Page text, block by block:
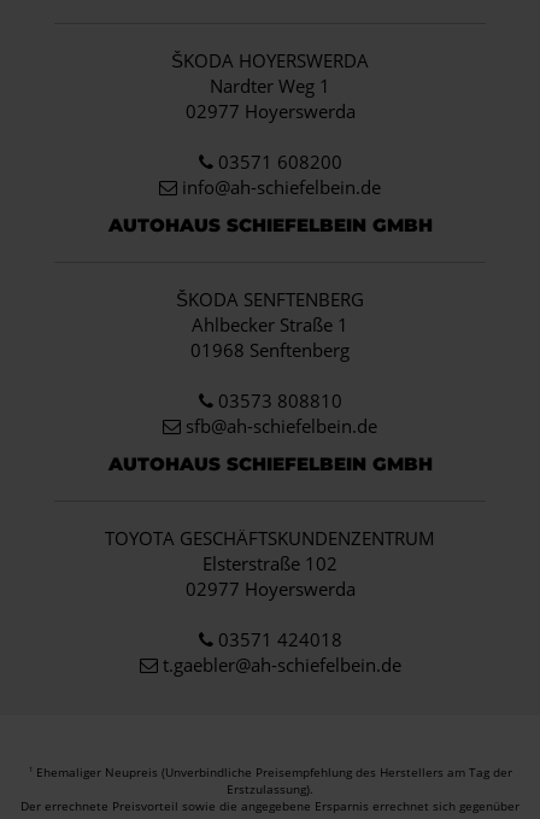
ŠKODA HOYERSWERDA
Nardter Weg 1
02977 Hoyerswerda
03571 608200
info@ah-schiefelbein.de
AUTOHAUS SCHIEFELBEIN GMBH
ŠKODA SENFTENBERG
Ahlbecker Straße 1
01968 Senftenberg
03573 808810
sfb@ah-schiefelbein.de
AUTOHAUS SCHIEFELBEIN GMBH
TOYOTA GESCHÄFTSKUNDENZENTRUM
Elsterstraße 102
02977 Hoyerswerda
03571 424018
t.gaebler@ah-schiefelbein.de
1 Ehemaliger Neupreis (Unverbindliche Preisempfehlung des Herstellers am Tag der
Erstzulassung).
Der errechnete Preisvorteil sowie die angegebene Ersparnis errechnet sich gegenüber